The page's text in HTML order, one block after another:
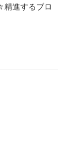
精進するブロ